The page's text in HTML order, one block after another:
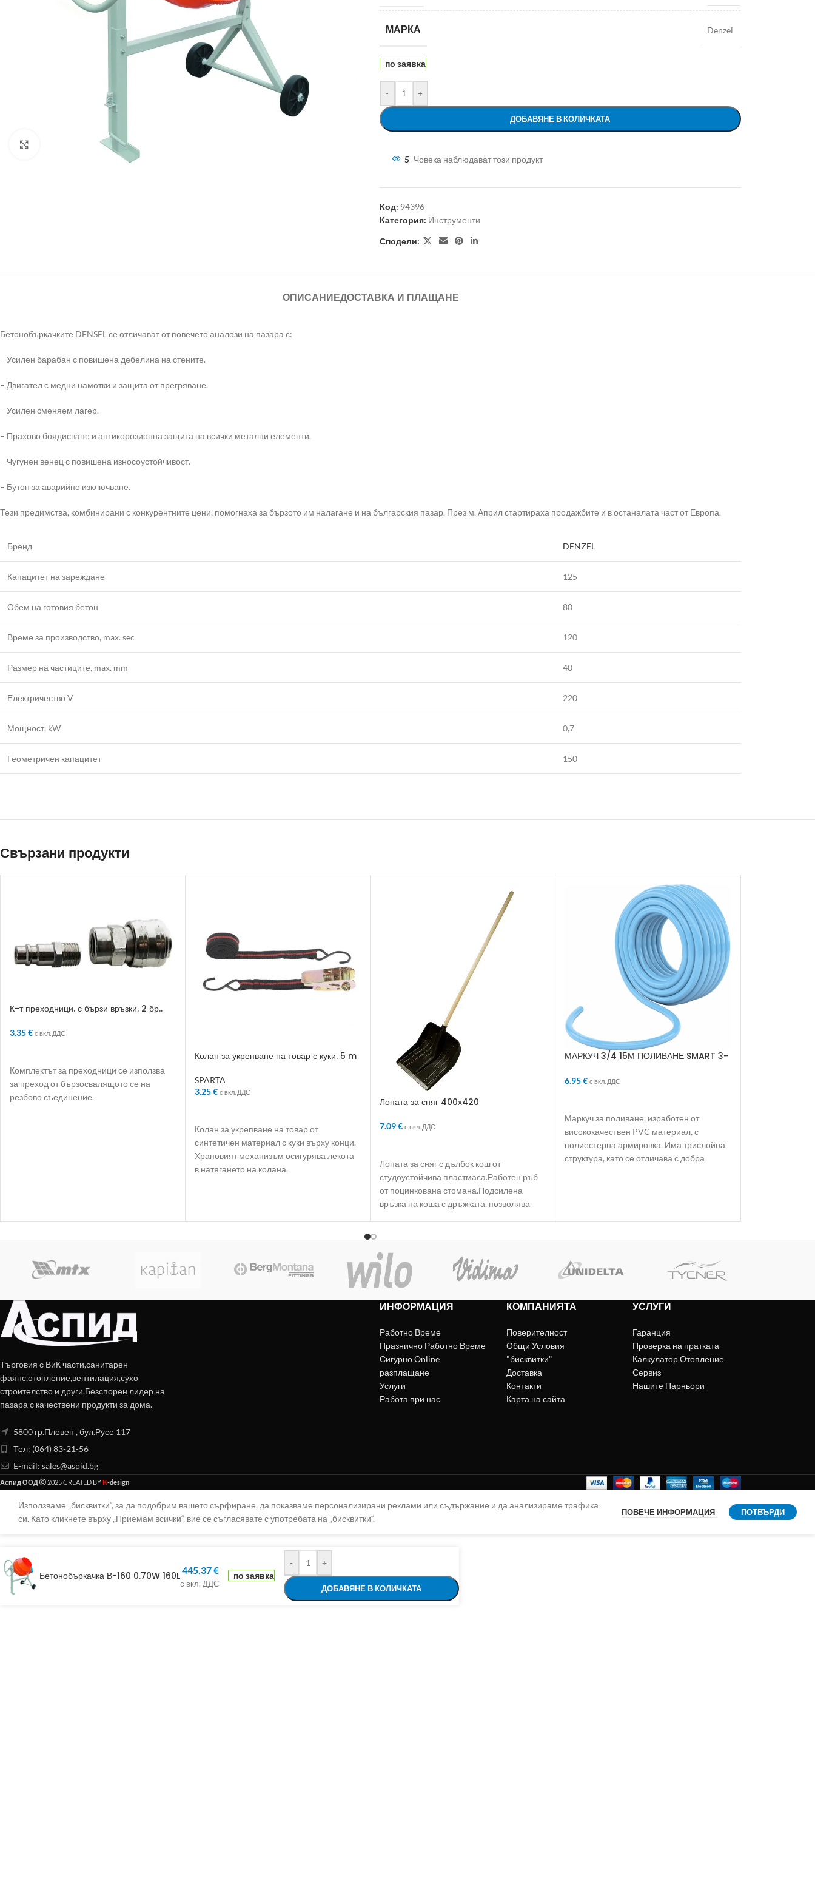
МАРКА Denzel
по заявка
- +
ДОБАВЯНЕ В КОЛИЧКАТА
5 Човека наблюдават този продукт
Код: 94396
Категория: Инструменти
Сподели:
ОПИСАНИЕДОСТАВКА И ПЛАЩАНЕ
Бетонобъркачките DENSEL се отличават от повечето аналози на пазара с:
– Усилен барабан с повишена дебелина на стените.
– Двигател с медни намотки и защита от прегряване.
– Усилен сменяем лагер.
– Прахово боядисване и антикорозионна защита на всички метални елементи.
– Чугунен венец с повишена износоустойчивост.
– Бутон за аварийно изключване.
Тези предимства, комбинирани с конкурентните цени, помогнаха за бързото им налагане и на българския пазар. През м. Април стартираха продажбите и в останалата част от Европа.
Бренд DENZEL
Капацитет на зареждане 125
Обем на готовия бетон 80
Време за производство, max. sec 120
Размер на частиците, max. mm 40
Електричество V 220
Мощност, kW 0,7
Геометричен капацитет 150
Свързани продукти
К-т преходници. с бързи връзки. 2 бр..
3.35€ с вкл. ДДС
Комплектът за преходници се използва
за преход от бързосвалящото се на
резбово съединение.
Колан за укрепване на товар с куки. 5 m
SPARTA
3.25€ с вкл. ДДС
Колан за укрепване на товар от
синтетичен материал с куки върху конци.
Храповият механизъм осигурява лекота
в натягането на колана.
Лопата за сняг 400х420
7.09€ с вкл. ДДС
Лопата за сняг с дълбок кош от
студоустойчива пластмаса.Работен ръб
от поцинкована стомана.Подсилена
връзка на коша с дръжката, позволява
МАРКУЧ 3/4 15М ПОЛИВАНЕ SMART 3-
6.95€ с вкл. ДДС
Маркуч за поливане, изработен от
висококачествен PVC материал, с
полиестерна армировка. Има трислойна
структура, като се отличава с добра
Търговия с ВиК части,санитарен
фаянс,отопление,вентилация,сухо
строителство и други.Безспорен лидер на
пазара с качествени продукти за дома.
5800 гр.Плевен , бул.Русе 117
Тел: (064) 83-21-56
E-mail: sales@aspid.bg
ИНФОРМАЦИЯ
Работно Време
Празнично Работно Време
Сигурно Online
разплащане
Услуги
Работа при нас
КОМПАНИЯТА
Поверителност
Общи Условия
"бисквитки"
Доставка
Контакти
Карта на сайта
УСЛУГИ
Гаранция
Проверка на пратката
Калкулатор Отопление
Сервиз
Нашите Парньори
Аспид ООД 2025 CREATED BY K-design
Използваме „бисквитки“, за да подобрим вашето сърфиране, да показваме персонализирани реклами или съдържание и да анализираме трафика
си. Като кликнете върху „Приемам всички“, вие се съгласявате с употребата на „бисквитки“.
ПОВЕЧЕ ИНФОРМАЦИЯ ПОТВЪРДИ
Бетонобъркачка В-160 0.70W 160L445.37€
с вкл. ДДС
по заявка
- +
ДОБАВЯНЕ В КОЛИЧКАТА